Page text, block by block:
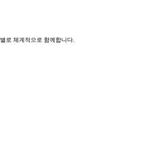
로 체계적으로 함께합니다.